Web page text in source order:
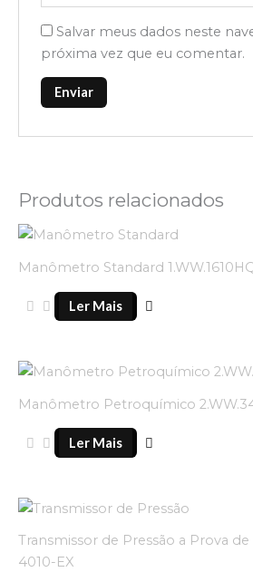
Salvar meus dados neste
próxima vez que eu comentar.
Produtos relacionados
Manômetro Standard
Ler Mais
Manômetro Petroquímico
Ler Mais
Transmissor de Pressão a Prova
4010-EX